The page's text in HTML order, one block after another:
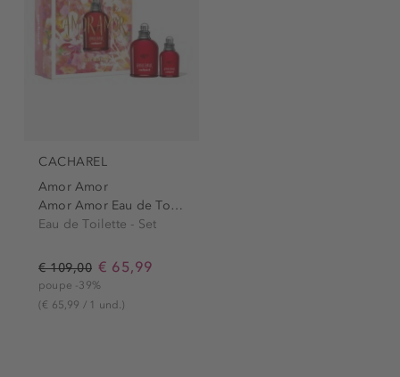
CACHAREL
Amor Amor
Amor Amor Eau de Toilette...
Eau de Toilette - Set
€ 109,00 € 65,99
poupe -39%
(€ 65,99 / 1 und.)